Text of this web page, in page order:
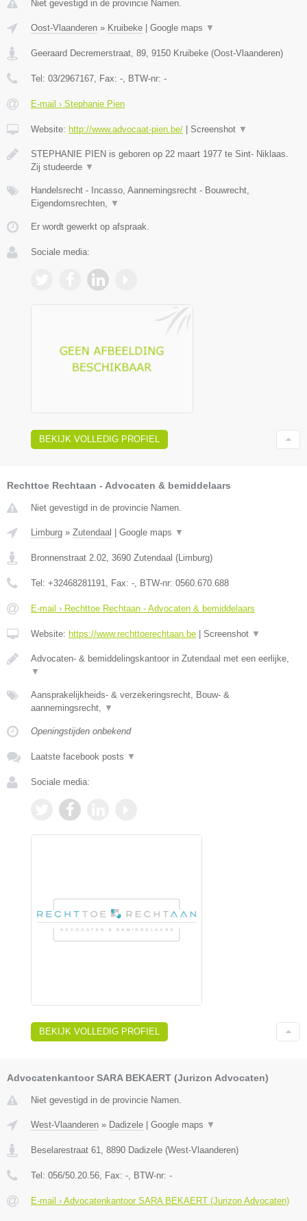
Niet gevestigd in de provincie Namen.
Oost-Vlaanderen » Kruibeke Google maps ▼
Geeraard Decremerstraat, 89 9150 Kruibeke (Oost-Vlaanderen)
Tel: 03/2967167 , Fax: - , BTW-nr: -
E-mail › Stephanie Pien
Website: http://www.advocaat-pien.be/ Screenshot ▼
STEPHANIE PIEN is geboren op 22 maart 1977 te Sint- Niklaas.
Zij studeerde ▼
Handelsrecht - Incasso, Aannemingsrecht - Bouwrecht,
Eigendomsrechten,
▼
Er wordt gewerkt op afspraak.
Sociale media:
BEKIJK VOLLEDIG PROFIEL
Rechttoe Rechtaan - Advocaten & bemiddelaars
Niet gevestigd in de provincie Namen.
Limburg » Zutendaal | Google maps ▼
Bronnenstraat 2.02 3690 Zutendaal (Limburg)
Tel: +32468281191 , Fax: - , BTW-nr: 0560.670.688
E-mail › Rechttoe Rechtaan - Advocaten & bemiddelaars
Website: https://www.rechttoerechtaan.be | Screenshot ▼
Advocaten- & bemiddelingskantoor in Zutendaal met een eerlijke,
▼
Aansprakelijkheids- & verzekeringsrecht, Bouw- &
aannemingsrecht,
▼
Openingstijden onbekend
Laatste facebook posts ▼
Sociale media:
BEKIJK VOLLEDIG PROFIEL
Advocatenkantoor SARA BEKAERT (Jurizon Advocaten)
Niet gevestigd in de provincie Namen.
West-Vlaanderen » Dadizele | Google maps ▼
Beselarestraat 61 8890 Dadizele (West-Vlaanderen)
Tel: 056/50.20.56 , Fax: - , BTW-nr: -
E-mail › Advocatenkantoor SARA BEKAERT (Jurizon Advocaten)